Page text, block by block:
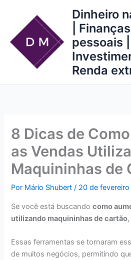
conteúdo
Dinheiro
| Finanças
pessoais |
Renda
8 Dicas de
as Vendas
Maquininhas de
Por Mário Shubert/ 20 de
Se você está buscandocomo
utilizando maquininhas de cartão
Essas ferramentas se tornaram
de muitos negócios, permitindo